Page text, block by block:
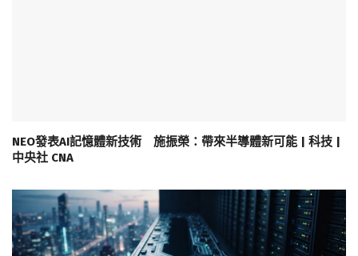
NEO發表AI記憶體新技術 施振榮：帶來半導體新可能 | 科技 |
中央社 CNA